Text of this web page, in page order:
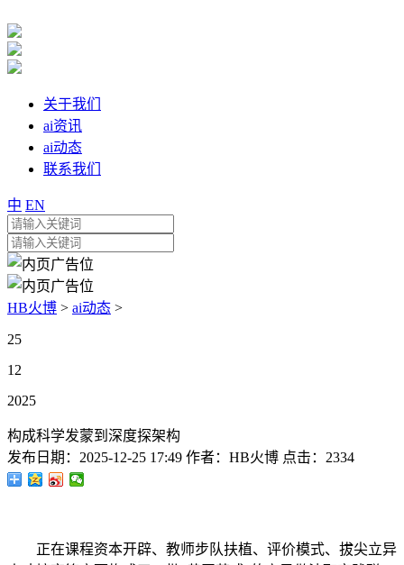
关于我们
ai资讯
ai动态
联系我们
中 EN
HB火博 > ai动态 >
25
12
2025
构成科学发蒙到深度探架构
发布日期： 2025-12-25 17:49 作者： HB火博 点击： 2334
正在课程资本开辟、教师步队扶植、评价模式、拔尖立异